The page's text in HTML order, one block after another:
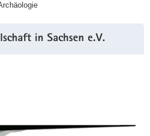
in Sachsen e.V.